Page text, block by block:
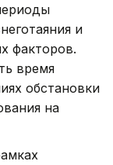
и
факторов.
время
обстановки
на